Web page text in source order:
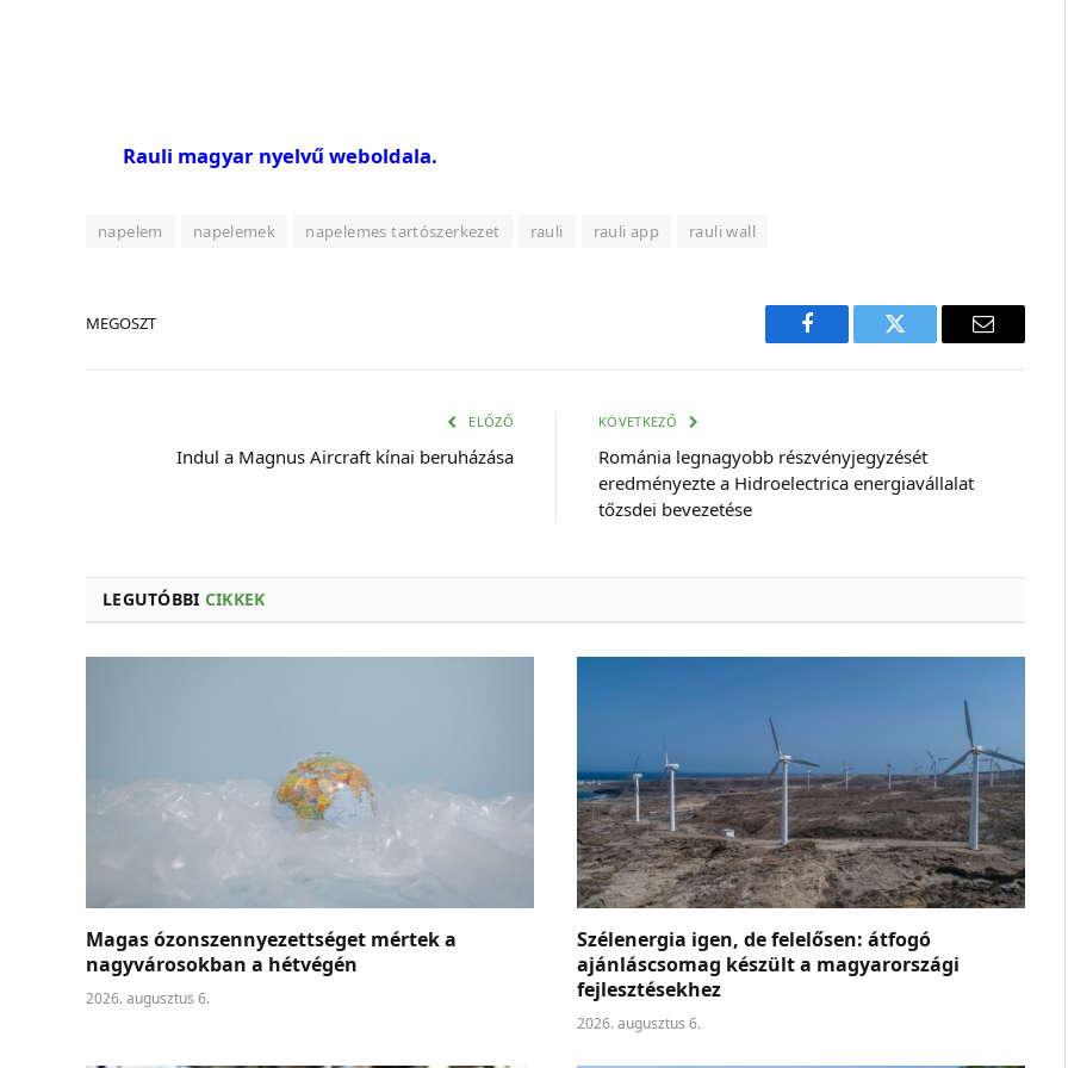
Rauli magyar nyelvű weboldala.
napelem napelemek napelemes tartószerkezet rauli rauli app rauli wall
MEGOSZT
Facebook Twitter
E-
ELŐZŐ
Indul a Magnus Aircraft kínai beruházása
KÖVETKEZŐ
Románia legnagyobb részvényjegyzését
eredményezte a Hidroelectrica energiavállalat
tőzsdei bevezetése
LEGUTÓBBI CIKKEK
Magas ózonszennyezettséget mértek a
nagyvárosokban a hétvégén
2026. augusztus 6.
Szélenergia igen, de felelősen: átfogó
ajánláscsomag készült a magyarországi
fejlesztésekhez
2026. augusztus 6.